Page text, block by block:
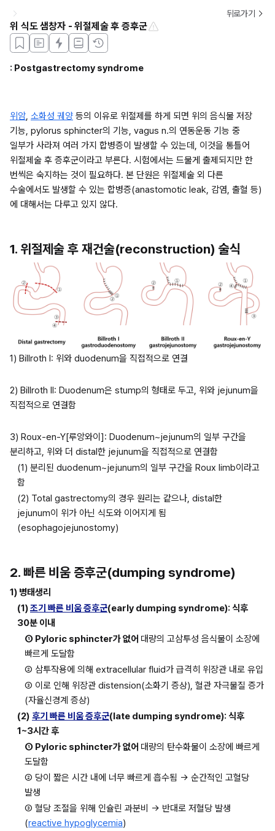
뒤로가기
위 식도 샘창자 - 위절제술 후 증후군
: Postgastrectomy syndrome
위암, 소화성 궤양 등의 이유로 위절제를 하게 되면 위의 음식물 저장
기능, pylorus sphincter의 기능, vagus n.의 연동운동 기능 중
일부가 사라져 여러 가지 합병증이 발생할 수 있는데, 이것을 통틀어
위절제술 후 증후군이라고 부른다. 시험에서는 드물게 출제되지만 한
번씩은 숙지하는 것이 필요하다. 본 단원은 위절제술 외 다른
수술에서도 발생할 수 있는 합병증(anastomotic leak, 감염, 출혈 등)
에 대해서는 다루고 있지 않다.
1. 위절제술 후 재건술(reconstruction) 술식
1) Billroth I: 위와 duodenum을 직접적으로 연결
2) Billroth II: Duodenum은 stump의 형태로 두고, 위와 jejunum을
직접적으로 연결함
3) Roux-en-Y[루앙와이]: Duodenum~jejunum의 일부 구간을
분리하고, 위와 더 distal한 jejunum을 직접적으로 연결함
(1) 분리된 duodenum~jejunum의 일부 구간을 Roux limb이라고
함
(2) Total gastrectomy의 경우 원리는 같으나, distal한
jejunum이 위가 아닌 식도와 이어지게 됨
(esophagojejunostomy)
2. 빠른 비움 증후군(dumping syndrome)
1) 병태생리
(1) 조기 빠른 비움 증후군(early dumping syndrome): 식후
30분 이내
① Pyloric sphincter가 없어 대량의 고삼투성 음식물이 소장에
빠르게 도달함
② 삼투작용에 의해 extracellular fluid가 급격히 위장관 내로 유입
③ 이로 인해 위장관 distension(소화기 증상), 혈관 자극물질 증가
(자율신경계 증상)
(2) 후기 빠른 비움 증후군(late dumping syndrome): 식후
1~3시간 후
① Pyloric sphincter가 없어 대량의 탄수화물이 소장에 빠르게
도달함
② 당이 짧은 시간 내에 너무 빠르게 흡수됨 → 순간적인 고혈당
발생
③ 혈당 조절을 위해 인슐린 과분비 → 반대로 저혈당 발생
(reactive hypoglycemia)